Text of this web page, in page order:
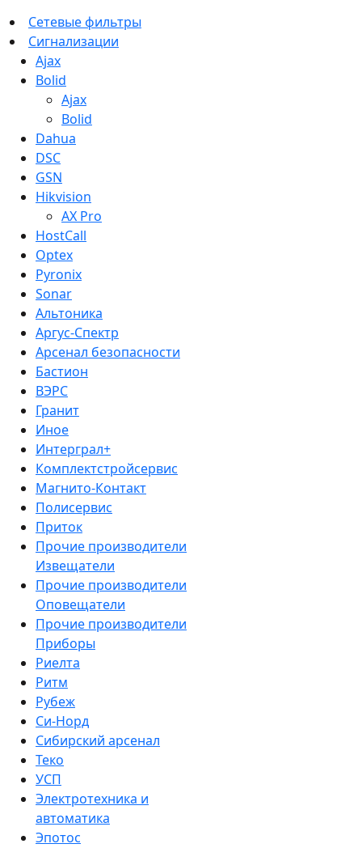
Сетевые фильтры
Сигнализации
Ajax
Bolid
Ajax
Bolid
Dahua
DSC
GSN
Hikvision
AX Pro
HostCall
Optex
Pyronix
Sonar
Альтоника
Аргус-Спектр
Арсенал безопасности
Бастион
ВЭРС
Гранит
Иное
Интерграл+
Комплектстройсервис
Магнито-Контакт
Полисервис
Приток
Прочие производители
Извещатели
Прочие производители
Оповещатели
Прочие производители
Приборы
Риелта
Ритм
Рубеж
Си-Норд
Сибирский арсенал
Теко
УСП
Электротехника и
автоматика
Эпотос